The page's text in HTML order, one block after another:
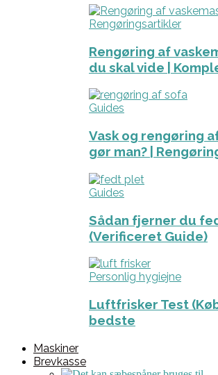
Rengøringsartikler
Rengøring af
du skal vide |
Guides
Vask og rengøring
gør man? |
Guides
Sådan fjerner du
(Verificeret Guide)
Personlig hygiejne
Luftfrisker Test
bedste
Maskiner
Brevkasse